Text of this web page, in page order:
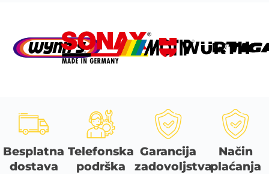
Besplatna
dostava
Telefonska
podrška
Garancija
zadovoljstva
Način
plaćanja